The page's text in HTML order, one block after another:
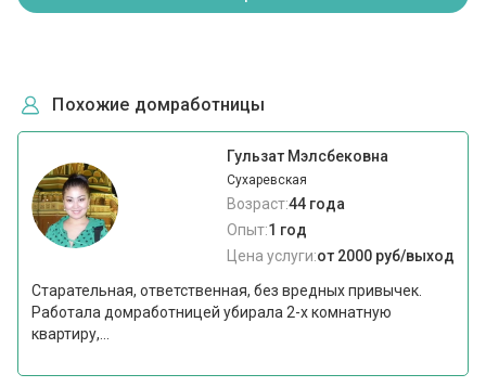
Похожие домработницы
Гульзат Мэлсбековна
Сухаревская
Возраст:44 года
Опыт:1 год
Цена услуги:от 2000 руб/выход
Старательная, ответственная, без вредных привычек.
Работала домработницей убирала 2-х комнатную
квартиру,...